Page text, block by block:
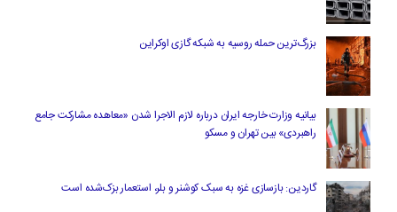
بزرگ‌ترین حمله روسیه به شبکه گازی اوکراین
بیانیه وزارت خارجه ایران درباره لازم‌ الاجرا شدن «معاهده مشارکت جامع
راهبردی» بین تهران و مسکو
گاردین: بازسازی غزه به سبک کوشنر و بلر، استعمار بزک‌شده است